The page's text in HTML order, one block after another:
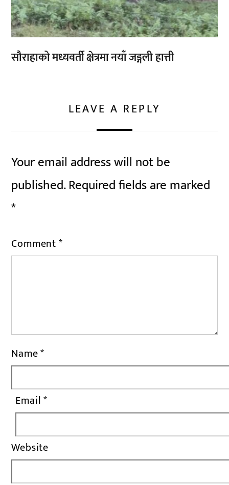
सौराहाको मध्यवर्ती क्षेत्रमा नयाँ जङ्गली हात्ती
LEAVE A REPLY
Your email address will not be
published.Required fields are marked
*
Comment*
Name*
Email*
Website